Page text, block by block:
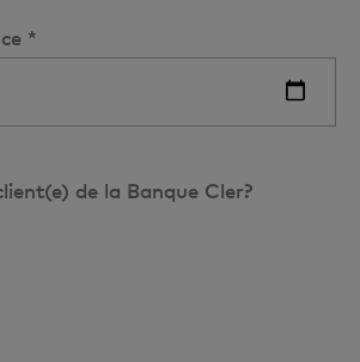
*
de la Banque Cler?